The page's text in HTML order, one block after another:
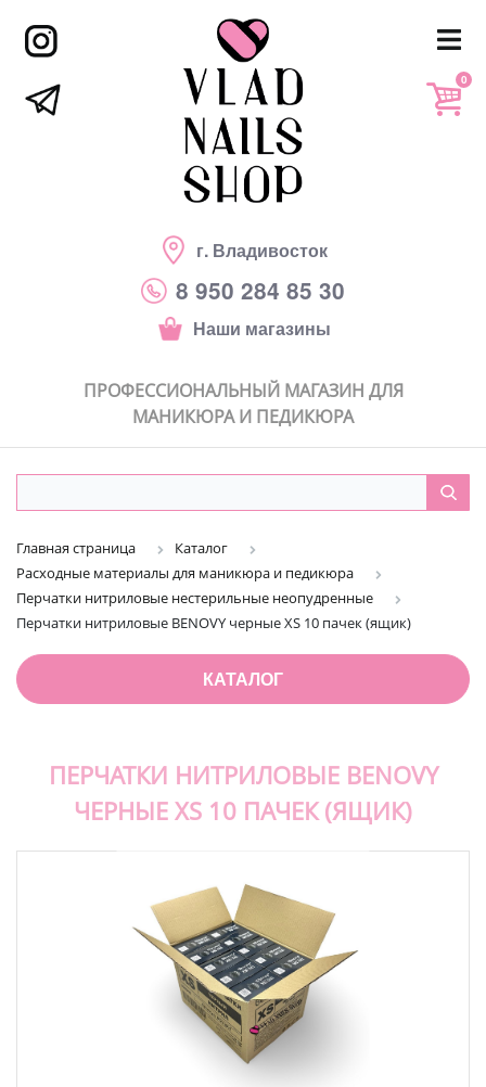
г. Владивосток
8 950 284 85 30
Наши магазины
0
ПРОФЕССИОНАЛЬНЫЙ МАГАЗИН ДЛЯ
МАНИКЮРА И ПЕДИКЮРА
Главная страница
Каталог
Расходные материалы для маникюра и педикюра
Перчатки нитриловые нестерильные неопудренные
Перчатки нитриловые BENOVY черные XS 10 пачек (ящик)
КАТАЛОГ
ПЕРЧАТКИ НИТРИЛОВЫЕ BENOVY
ЧЕРНЫЕ XS 10 ПАЧЕК (ЯЩИК)